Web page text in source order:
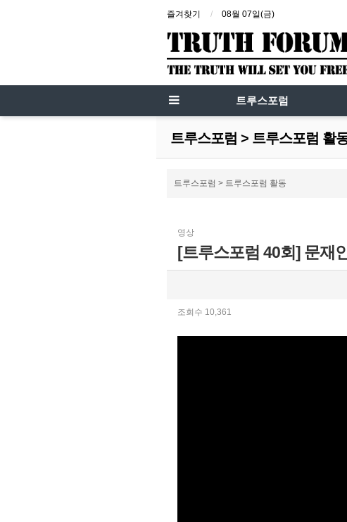
즐겨찾기 08월 07일(금)
트루스포럼
트루스포럼 > 트루스포럼 활
트루스포럼 > 트루스포럼 활동
영상
[트루스포럼 40회] 문재
조회수 10,361